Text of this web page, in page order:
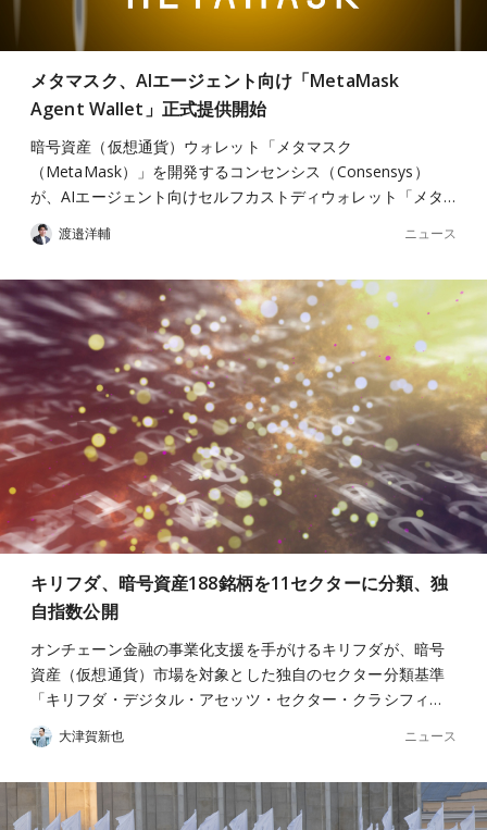
メタマスク、AIエージェント向け「MetaMask
Agent Wallet」正式提供開始
暗号資産（仮想通貨）ウォレット「メタマスク
（MetaMask）」を開発するコンセンシス（Consensys）
が、AIエージェント向けセルフカストディウォレット「メタ…
渡邉洋輔 ニュース
キリフダ、暗号資産188銘柄を11セクターに分類、独
自指数公開
オンチェーン金融の事業化支援を手がけるキリフダが、暗号
資産（仮想通貨）市場を対象とした独自のセクター分類基準
「キリフダ・デジタル・アセッツ・セクター・クラシフィ…
大津賀新也 ニュース